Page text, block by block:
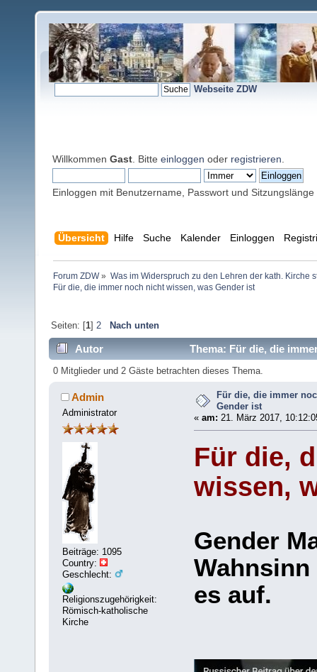
Webseite ZDW
Willkommen Gast . Bitte einloggen oder registrieren
Einloggen mit Benutzername, Passwort und Sitzungslänge
Übersicht Hilfe Suche Kalender Einloggen
Forum ZDW» Was im Widerspruch zu den Lehren der kath. Kirche
Für die, die immer noch nicht wissen, was Gender ist
Seiten: [1] 2 Nach unten
Autor Thema: Für die, die
0 Mitglieder und 2 Gäste betrachten dieses Thema.
Admin
Administrator
Beiträge: 1095
Country:
Geschlecht:
Religionszugehörigkeit:
Römisch-katholische
Kirche
Für die, die immer
Gender ist
« am: 21. März 2017,
Für die,
wissen,
Gender
es auf.